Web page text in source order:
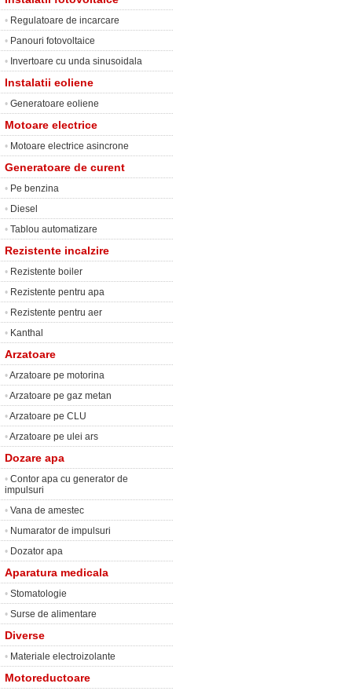
• Regulatoare de incarcare
• Panouri fotovoltaice
• Invertoare cu unda sinusoidala
Instalatii eoliene
• Generatoare eoliene
Motoare electrice
• Motoare electrice asincrone
Generatoare de curent
• Pe benzina
• Diesel
• Tablou automatizare
Rezistente incalzire
• Rezistente boiler
• Rezistente pentru apa
• Rezistente pentru aer
• Kanthal
Arzatoare
•Arzatoare pe motorina
•Arzatoare pe gaz metan
•Arzatoare pe CLU
•Arzatoare pe ulei ars
Dozare apa
• Contor apa cu generator de
impulsuri
• Vana de amestec
• Numarator de impulsuri
• Dozator apa
Aparatura medicala
• Stomatologie
• Surse de alimentare
Diverse
• Materiale electroizolante
Motoreductoare